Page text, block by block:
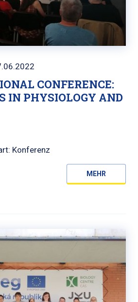
CONFERENCE:
IN PHYSIOLOGY AND
Konferenz
MEHR